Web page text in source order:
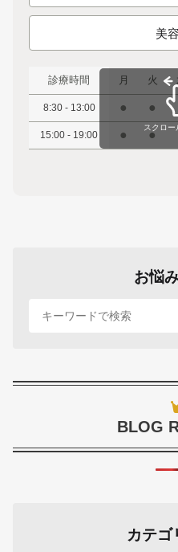
美
診療時間 月 火
8:30 - 13:00 ● ●
15:00 - 19:00 ● ●
スクロー
お悩
BLOG
カテゴ